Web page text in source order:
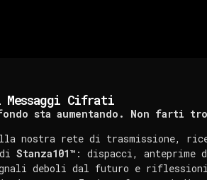
Cifrati
sta aumentando. Non farti
nostra rete di trasmissione,
diStanza101™ : dispacci, anteprime
deboli dal futuro e riflessioni